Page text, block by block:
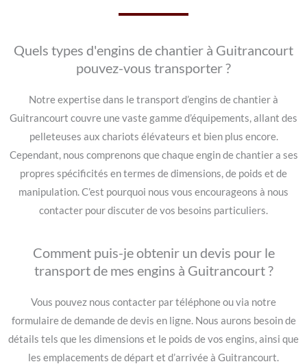
Quels types d'engins de chantier à Guitrancourt
pouvez-vous transporter ?
Notre expertise dans le transport d’engins de chantier à
Guitrancourt couvre une vaste gamme d’équipements, allant des
pelleteuses aux chariots élévateurs et bien plus encore.
Cependant, nous comprenons que chaque engin de chantier a ses
propres spécificités en termes de dimensions, de poids et de
manipulation. C’est pourquoi nous vous encourageons à nous
contacter pour discuter de vos besoins particuliers.
Comment puis-je obtenir un devis pour le
transport de mes engins à Guitrancourt ?
Vous pouvez nous contacter par téléphone ou via notre
formulaire de demande de devis en ligne. Nous aurons besoin de
détails tels que les dimensions et le poids de vos engins, ainsi que
les emplacements de départ et d’arrivée à Guitrancourt.